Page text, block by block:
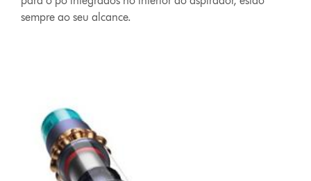
sempre ao seu alcance.